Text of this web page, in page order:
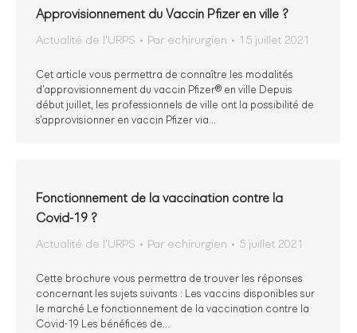
Approvisionnement du Vaccin Pfizer en ville ?
Actualité de l'URPS Par echirurgien 15 juillet 2021
Cet article vous permettra de connaître les modalités
d’approvisionnement du vaccin Pfizer® en ville Depuis
début juillet, les professionnels de ville ont la possibilité de
s’approvisionner en vaccin Pfizer via…
Fonctionnement de la vaccination contre la
Covid-19 ?
Actualité de l'URPS Par echirurgien 5 juillet 2021
Cette brochure vous permettra de trouver les réponses
concernant les sujets suivants : Les vaccins disponibles sur
le marché Le fonctionnement de la vaccination contre la
Covid-19 Les bénéfices de…